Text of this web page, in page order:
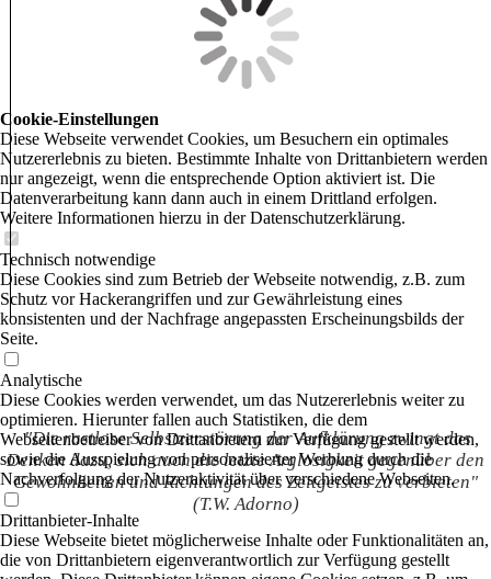
"Die rastlose Selbstzerstörung der Aufklärung zwingt das
Denken dazu, sich auch die letzte Arglosigkeit gegenüber den
Gewohnheiten und Richtungen des Zeitgeistes zu verbieten"
(T.W. Adorno)
Cookie-Einstellungen
Diese Webseite verwendet Cookies, um Besuchern ein optimales
Nutzererlebnis zu bieten. Bestimmte Inhalte von Drittanbietern werden
nur angezeigt, wenn die entsprechende Option aktiviert ist. Die
Datenverarbeitung kann dann auch in einem Drittland erfolgen.
Weitere Informationen hierzu in der Datenschutzerklärung.
Technisch notwendige
Diese Cookies sind zum Betrieb der Webseite notwendig, z.B. zum
Schutz vor Hackerangriffen und zur Gewährleistung eines
konsistenten und der Nachfrage angepassten Erscheinungsbilds der
Seite.
Analytische
Diese Cookies werden verwendet, um das Nutzererlebnis weiter zu
optimieren. Hierunter fallen auch Statistiken, die dem
Webseitenbetreiber von Drittanbietern zur Verfügung gestellt werden,
sowie die Ausspielung von personalisierter Werbung durch die
Nachverfolgung der Nutzeraktivität über verschiedene Webseiten.
Drittanbieter-Inhalte
Diese Webseite bietet möglicherweise Inhalte oder Funktionalitäten an,
die von Drittanbietern eigenverantwortlich zur Verfügung gestellt